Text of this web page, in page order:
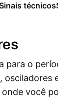
técnicos
para o
você